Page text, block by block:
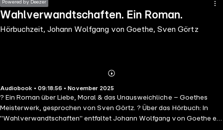
Powered by Deezer
Wahlverwandtschaften. Ein Roman.
Hörbuchzeit, Johann Wolfgang von Goethe, Sven Görtz
Mehr
Details
Audiobook • 09:18:56 • November 2025
? Ein Roman über Liebe, Moral & das Unausweichliche – Goethes
Meisterwerk, gesprochen von Sven Görtz. ? Über das Hörbuch: In
"Wahlverwandtschaften" entfaltet Johann Wolfgang von Goethe ein